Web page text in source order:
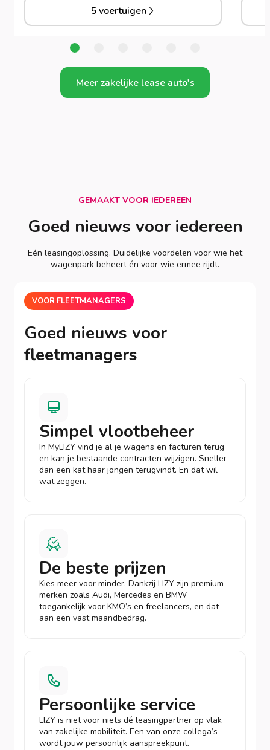
5 voertuigen
Meer zakelijke lease auto's
GEMAAKT VOOR IEDEREEN
Goed nieuws voor iedereen
Eén leasingoplossing. Duidelijke voordelen voor wie het
wagenpark beheert én voor wie ermee rijdt.
VOOR FLEETMANAGERS
Goed nieuws voor
fleetmanagers
Simpel vlootbeheer
In MyLIZY vind je al je wagens en facturen terug
en kan je bestaande contracten wijzigen. Sneller
dan een kat haar jongen terugvindt. En dat wil
wat zeggen.
De beste prijzen
Kies meer voor minder. Dankzij LIZY zijn premium
merken zoals Audi, Mercedes en BMW
toegankelijk voor KMO’s en freelancers, en dat
aan een vast maandbedrag.
Persoonlijke service
LIZY is niet voor niets dé leasingpartner op vlak
van zakelijke mobiliteit. Een van onze collega’s
wordt jouw persoonlijk aanspreekpunt.